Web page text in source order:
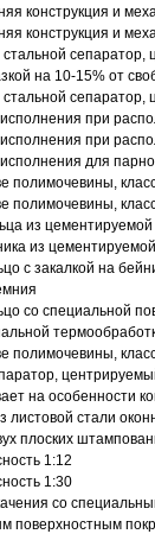
конструкция и
конструкция и
на 10-15% от
при
при
для
полимочевины,
полимочевины,
из цементируемой
из
с закалкой на
со специальной
полимочевины,
на особенности
листовой стали
плоских
1:12
1:30
со
поверхностным